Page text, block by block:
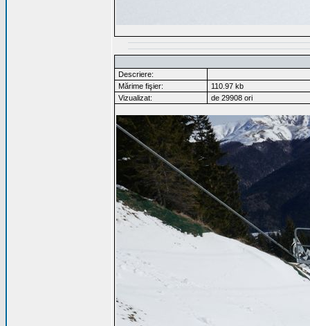
Descriere:
Mărime fişier:
110.97 kb
Vizualizat:
de 29908 ori